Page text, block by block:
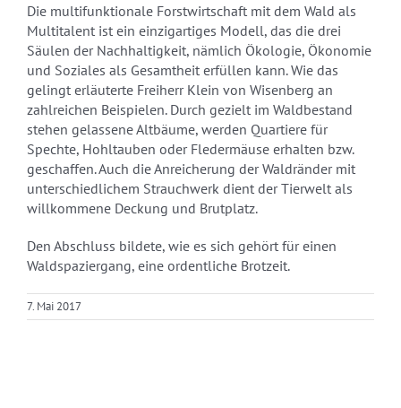
Die multifunktionale Forstwirtschaft mit dem Wald als
Multitalent ist ein einzigartiges Modell, das die drei
Säulen der Nachhaltigkeit, nämlich Ökologie, Ökonomie
und Soziales als Gesamtheit erfüllen kann. Wie das
gelingt erläuterte Freiherr Klein von Wisenberg an
zahlreichen Beispielen. Durch gezielt im Waldbestand
stehen gelassene Altbäume, werden Quartiere für
Spechte, Hohltauben oder Fledermäuse erhalten bzw.
geschaffen. Auch die Anreicherung der Waldränder mit
unterschiedlichem Strauchwerk dient der Tierwelt als
willkommene Deckung und Brutplatz.
Den Abschluss bildete, wie es sich gehört für einen
Waldspaziergang, eine ordentliche Brotzeit.
7. Mai 2017